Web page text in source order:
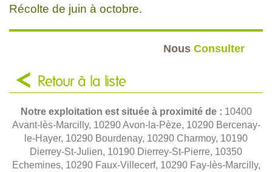
Récolte de juin à octobre.
Nous Consulter
Retour à la liste
Notre exploitation est située à proximité de : 10400
Avant-lès-Marcilly, 10290 Avon-la-Pèze, 10290 Bercenay-
le-Hayer, 10290 Bourdenay, 10290 Charmoy, 10190
Dierrey-St-Julien, 10190 Dierrey-St-Pierre, 10350
Echemines, 10290 Faux-Villecerf, 10290 Fay-lès-Marcilly,